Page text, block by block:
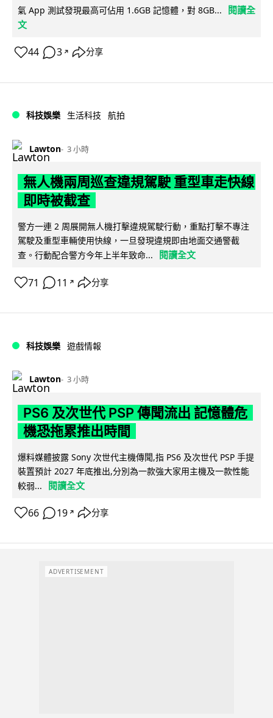
氣 App 測試發現最高可佔用 1.6GB 記憶體，對 8GB...
閱讀全
文
44 3 ↗ 分享
科技娛樂 生活科技 航拍
Lawton 3 小時
無人機兩周巡查違規駕駛 重型車走快線
即時被截查
警方一連 2 周展開無人機打擊違規駕駛行動，重點打擊不專注
駕駛及重型車輛使用快線，一旦發現違規即由地面交通警截
查。行動配合警方今年上半年致命...
閱讀全文
71 11 ↗ 分享
科技娛樂 遊戲情報
Lawton 3 小時
PS6 及次世代 PSP 傳聞流出 記憶體危
機恐拖累推出時間
爆料媒體披露 Sony 次世代主機傳聞,指 PS6 及次世代 PSP 手提
裝置預計 2027 年底推出,分別為一款強大家用主機及一款性能
較弱...
閱讀全文
66 19 ↗ 分享
ADVERTISEMENT